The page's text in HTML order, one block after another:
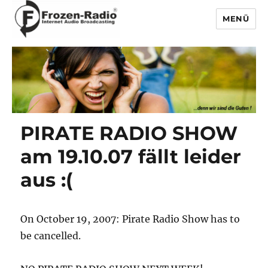
Frozen-Radio
MENÜ
PIRATE RADIO SHOW
am 19.10.07 fällt leider
aus :(
On October 19, 2007: Pirate Radio Show has to
be cancelled.